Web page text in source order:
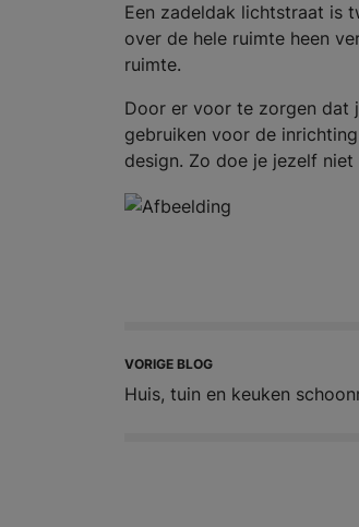
Een zadeldak lichtstraat is
over de hele ruimte heen
ruimte.
Door er voor te zorgen dat
gebruiken voor de
design. Zo doe je jezelf
VORIGE BLOG
Huis, tuin en keuken